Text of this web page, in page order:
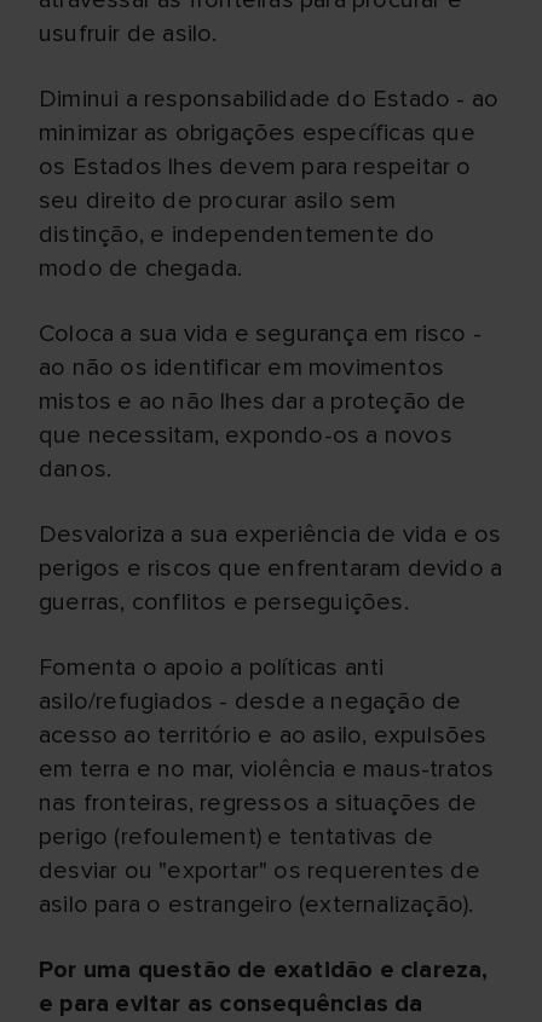
usufruir de asilo.
Diminui a responsabilidade do Estado - ao
minimizar as obrigações específicas que
os Estados lhes devem para respeitar o
seu direito de procurar asilo sem
distinção, e independentemente do
modo de chegada.
Coloca a sua vida e segurança em risco -
ao não os identificar em movimentos
mistos e ao não lhes dar a proteção de
que necessitam, expondo-os a novos
danos.
Desvaloriza a sua experiência de vida e os
perigos e riscos que enfrentaram devido a
guerras, conflitos e perseguições.
Fomenta o apoio a políticas anti
asilo/refugiados - desde a negação de
acesso ao território e ao asilo, expulsões
em terra e no mar, violência e maus-tratos
nas fronteiras, regressos a situações de
perigo (refoulement) e tentativas de
desviar ou "exportar" os requerentes de
asilo para o estrangeiro (externalização).
Por uma questão de exatidão e clareza,
e para evitar as consequências da